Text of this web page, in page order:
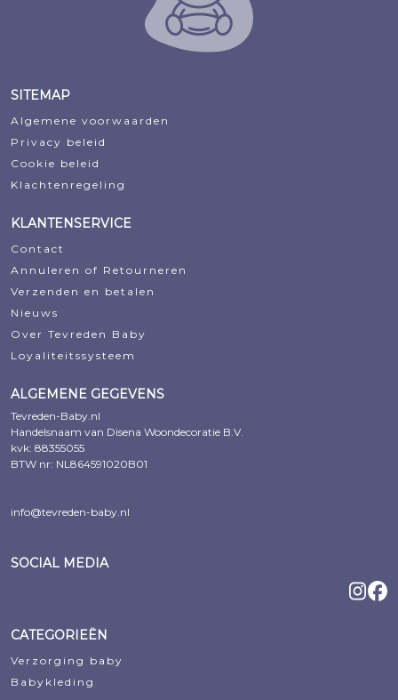
SITEMAP
Algemene voorwaarden
Privacy beleid
Cookie beleid
Klachtenregeling
KLANTENSERVICE
Contact
Annuleren of Retourneren
Verzenden en betalen
Nieuws
Over Tevreden Baby
Loyaliteitssysteem
ALGEMENE GEGEVENS
Tevreden-Baby.nl
Handelsnaam van Disena Woondecoratie B.V.
kvk: 88355055
BTW nr: NL864591020B01
info@tevreden-baby.nl
SOCIAL MEDIA
CATEGORIEËN
Verzorging baby
Babykleding